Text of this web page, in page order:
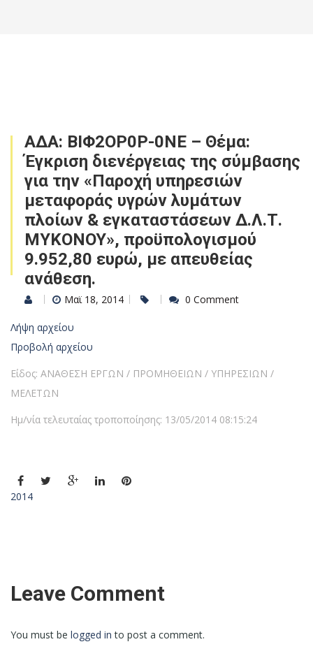
ΑΔΑ: ΒΙΦ2ΟΡ0Ρ-0ΝΕ – Θέμα:
Έγκριση διενέργειας της σύμβασης
για την «Παροχή υπηρεσιών
μεταφοράς υγρών λυμάτων
πλοίων & εγκαταστάσεων Δ.Λ.Τ.
ΜΥΚΟΝΟΥ», προϋπολογισμού
9.952,80 ευρώ, με απευθείας
ανάθεση.
Μαϊ 18, 2014 0 Comment
Λήψη αρχείου
Προβολή αρχείου
Είδος: ΑΝΑΘΕΣΗ ΕΡΓΩΝ / ΠΡΟΜΗΘΕΙΩΝ / ΥΠΗΡΕΣΙΩΝ /
ΜΕΛΕΤΩΝ
Ημ/νία τελευταίας τροποποίησης: 13/05/2014 08:15:24
2014
Leave Comment
You must be logged in to post a comment.